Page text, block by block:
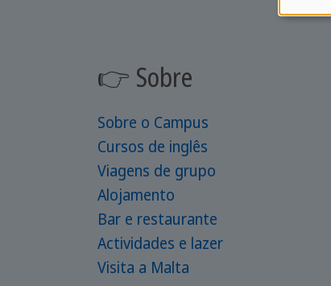
👉 Sobre
Sobre o Campus
Cursos de inglês
Viagens de grupo
Alojamento
Bar e restaurante
Actividades e lazer
Visita a Malta